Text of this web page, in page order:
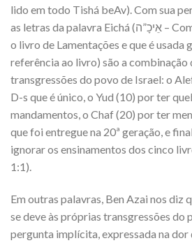
lido em todo Tishá beAv). Com sua
as letras da palavra Eichá (אֵיכָ”ה – Como pode ser?) que abre
o livro de Lamentações e que é usada
referência ao livro) são a combinação
transgressões do povo de Israel: o
D-s que é único, o Yud (10) por ter
mandamentos, o Chaf (20) por ter
que foi entregue na 20ª geração, e
ignorar os ensinamentos dos cinco
1:1).
Em outras palavras, Ben Azai nos diz
se deve às próprias transgressões do
pergunta implícita, expressada na